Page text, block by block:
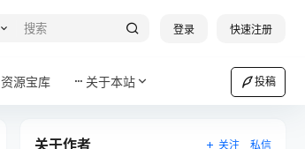
登录 快速注册
资源宝库 关于本站 投稿
关于作者 关注 私信